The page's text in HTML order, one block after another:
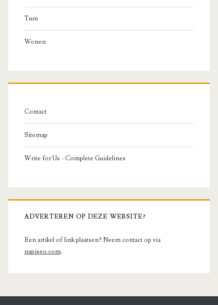
Tuin
Wonen
Contact
Sitemap
Write for Us - Complete Guidelines
ADVERTEREN OP DEZE WEBSITE?
Een artikel of link plaatsen? Neem contact op via
napiseo.com.